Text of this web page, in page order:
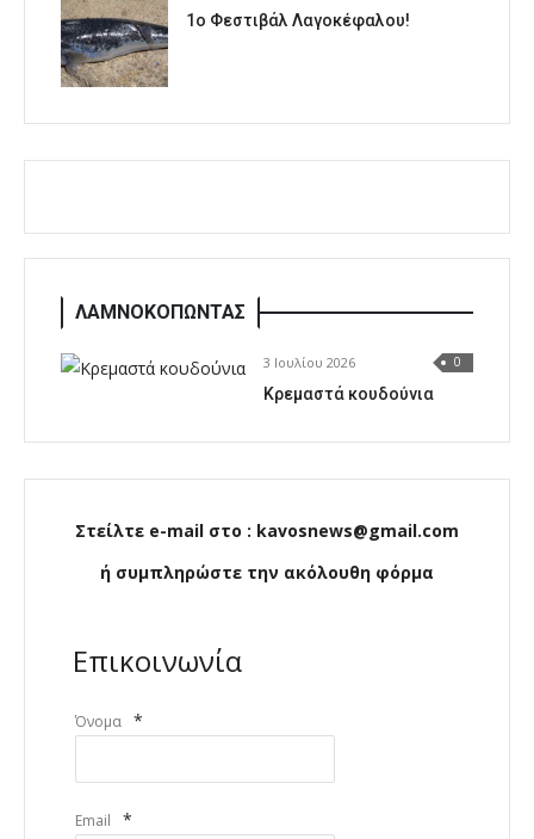
1o Φεστιβάλ Λαγοκέφαλου!
ΛΑΜΝΟΚΟΠΩΝΤΑΣ
3 Ιουλίου 2026 0
Κρεμαστά κουδούνια
Στείλτε e-mail στο : kavosnews@gmail.com
ή συμπληρώστε την ακόλουθη φόρμα
Επικοινωνία
Όνομα *
Email *